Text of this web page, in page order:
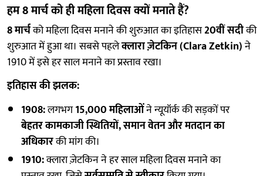
हम 8 मार्च को ही महिला दिवस क्यों मनाते हैं?
8 मार्चको महिला दिवस मनाने की शुरुआत का इतिहास20वीं सदीकी
शुरुआत में हुआ था। सबसे पहलेक्लारा ज़ेटकिन (Clara Zetkin)ने
1910 में इसे हर साल मनाने का प्रस्ताव रखा।
इतिहास की झलक:
1908:लगभग15,000 महिलाओंने न्यूयॉर्क की सड़कों पर
बेहतर कामकाजी स्थितियों, समान वेतन और मतदान का
अधिकारकी मांग की।
1910:क्लारा ज़ेटकिन ने हर साल महिला दिवस मनाने का